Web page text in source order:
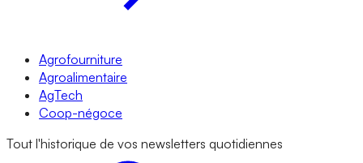
Agrofourniture
Agroalimentaire
AgTech
Coop-négoce
Tout l'historique de vos newsletters quotidiennes